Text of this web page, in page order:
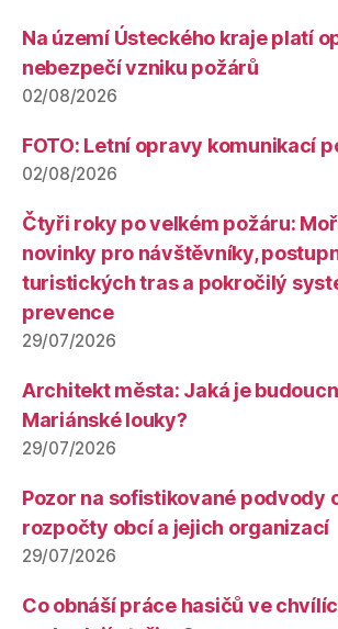
Na území Ústeckého kraje platí
nebezpečí vzniku požárů
02/08/2026
FOTO: Letní opravy komunikací
02/08/2026
Čtyři roky po velkém požáru:
novinky pro návštěvníky,
turistických tras a pokročilý
prevence
29/07/2026
Architekt města: Jaká je
Mariánské louky?
29/07/2026
Pozor na sofistikované podvody
rozpočty obcí a jejich organizací
29/07/2026
Co obnáší práce hasičů ve